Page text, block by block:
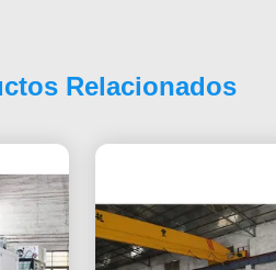
Relacionados